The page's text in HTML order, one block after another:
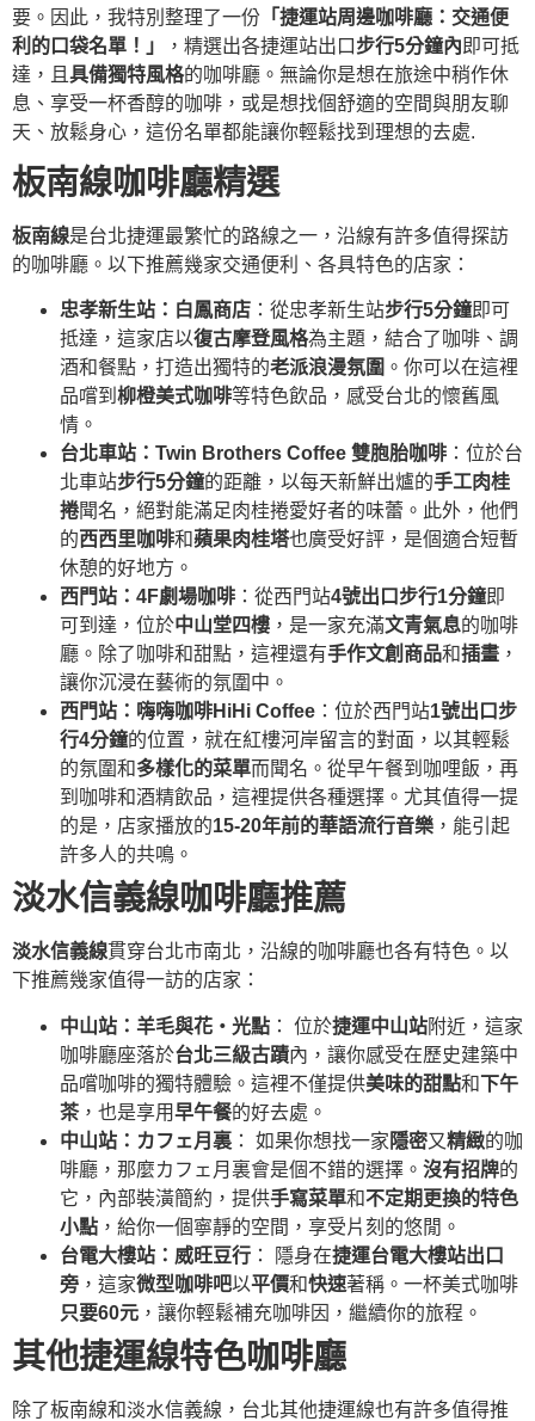
要。因此，我特別整理了一份 「捷運站周邊咖啡廳：交通便
利的口袋名單！」
，精選出各捷運站出口 步行5分鐘內 即可抵
達，且 具備獨特風格的咖啡廳。無論你是想在旅途中稍作休
息、享受一杯香醇的咖啡，或是想找個舒適的空間與朋友聊
天、放鬆身心，這份名單都能讓你輕鬆找到理想的去處.
板南線咖啡廳精選
板南線是台北捷運最繁忙的路線之一，沿線有許多值得探訪
的咖啡廳。以下推薦幾家交通便利、各具特色的店家：
忠孝新生站：白鳳商店 ：從忠孝新生站步行5分鐘即可
抵達，這家店以復古摩登風格為主題，結合了咖啡、調
酒和餐點，打造出獨特的老派浪漫氛圍 。你可以在這裡
品嚐到 柳橙美式咖啡等特色飲品，感受台北的懷舊風
情。
台北車站：Twin Brothers Coffee 雙胞胎咖啡 ：位於台
北車站步行5分鐘的距離，以每天新鮮出爐的手工肉桂
捲聞名，絕對能滿足肉桂捲愛好者的味蕾。此外，他們
的西西里咖啡和蘋果肉桂塔也廣受好評，是個適合短暫
休憩的好地方。
西門站：4F劇場咖啡 ：從西門站4號出口步行1分鐘即
可到達，位於中山堂四樓 ，是一家充滿文青氣息的咖啡
廳。除了咖啡和甜點，這裡還有手作文創商品和插畫 ，
讓你沉浸在藝術的氛圍中。
西門站：嗨嗨咖啡HiHi Coffee ：位於西門站1號出口步
行4分鐘的位置，就在紅樓河岸留言的對面，以其輕鬆
的氛圍和多樣化的菜單而聞名。從早午餐到咖哩飯，再
到咖啡和酒精飲品，這裡提供各種選擇。尤其值得一提
的是，店家播放的15-20年前的華語流行音樂 ，能引起
許多人的共鳴。
淡水信義線咖啡廳推薦
淡水信義線貫穿台北市南北，沿線的咖啡廳也各有特色。以
下推薦幾家值得一訪的店家：
中山站：羊毛與花‧光點 ： 位於捷運中山站附近，這家
咖啡廳座落於台北三級古蹟內，讓你感受在歷史建築中
品嚐咖啡的獨特體驗。這裡不僅提供美味的甜點和下午
茶，也是享用早午餐的好去處。
中山站：カフェ月裏 ： 如果你想找一家 隱密又精緻的咖
啡廳，那麼カフェ月裏會是個不錯的選擇。 沒有招牌的
它，內部裝潢簡約，提供手寫菜單和不定期更換的特色
小點 ，給你一個寧靜的空間，享受片刻的悠閒。
台電大樓站：威旺豆行 ： 隱身在捷運台電大樓站出口
旁 ，這家微型咖啡吧以平價和快速著稱。一杯美式咖啡
只要60元 ，讓你輕鬆補充咖啡因，繼續你的旅程。
其他捷運線特色咖啡廳
除了板南線和淡水信義線，台北其他捷運線也有許多值得推